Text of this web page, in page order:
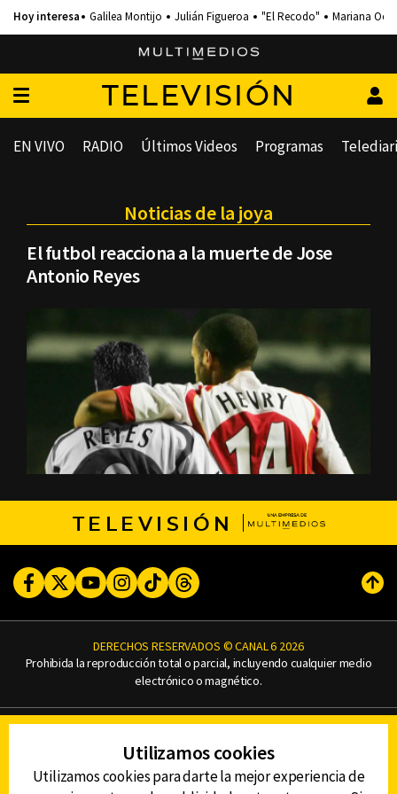
Galilea Montijo Julián Figueroa "El Recodo" Mariana
TELEVISIÓN
EN VIVO RADIO Últimos Videos Programas
Noticias de la joya
El futbol reacciona a la muerte de Jose
Antonio Reyes
TELEVISIÓN
FacebookTwitterYoutubeInstagram
TikTokThreads
DERECHOS RESERVADOS © CANAL 6 2026
Prohibida la reproducción total o parcial, incluyendo cualquier medio
electrónico o magnético.
AVISO DE PRIVACIDAD
DEFENSORÍA DE LAS AUDIENCIAS
Utilizamos cookies
Utilizamos cookies para darte la mejor experiencia de